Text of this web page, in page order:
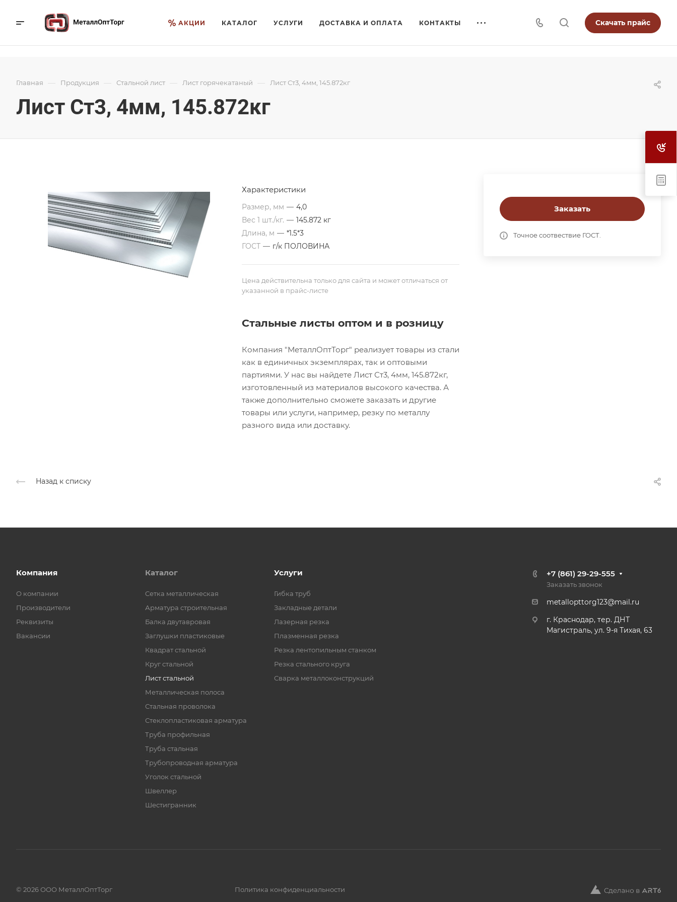
АКЦИИ КАТАЛОГ УСЛУГИ ДОСТАВКА И ОПЛАТА КОНТАКТЫ Скачать прайс
Главная — Продукция — Стальной лист — Лист горячекатаный — Лист Ст3, 4мм, 145.872кг
Лист Ст3, 4мм, 145.872кг
Заказать
Точное соотвествие ГОСТ.
Характеристики
Размер, мм — 4,0
Вес 1 шт./кг. — 145.872 кг
Длина, м — *1.5*3
ГОСТ — г/к ПОЛОВИНА
Цена действительна только для сайта и может отличаться от
указанной в прайс-листе
Стальные листы оптом и в розницу
Компания "МеталлОптТорг" реализует товары из стали
как в единичных экземплярах, так и оптовыми
партиями. У нас вы найдете Лист Ст3, 4мм, 145.872кг,
изготовленный из материалов высокого качества. А
также дополнительно сможете заказать и другие
товары или услуги, например, резку по металлу
разного вида или доставку.
Назад к списку
Компания
О компании
Производители
Реквизиты
Вакансии
Каталог
Cетка металлическая
Арматура строительная
Балка двутавровая
Заглушки пластиковые
Квадрат стальной
Круг стальной
Лист стальной
Металлическая полоса
Стальная проволока
Стеклопластиковая арматура
Труба профильная
Труба стальная
Трубопроводная арматура
Уголок стальной
Швеллер
Шестигранник
Услуги
Гибка труб
Закладные детали
Лазерная резка
Плазменная резка
Резка лентопильным станком
Резка стального круга
Сварка металлоконструкций
+7 (861) 29-29-555
Заказать звонок
metallopttorg123@mail.ru
г. Краснодар, тер. ДНТ
Магистраль, ул. 9-я Тихая, 63
© 2026 ООО МеталлОптТорг Политика конфиденциальности